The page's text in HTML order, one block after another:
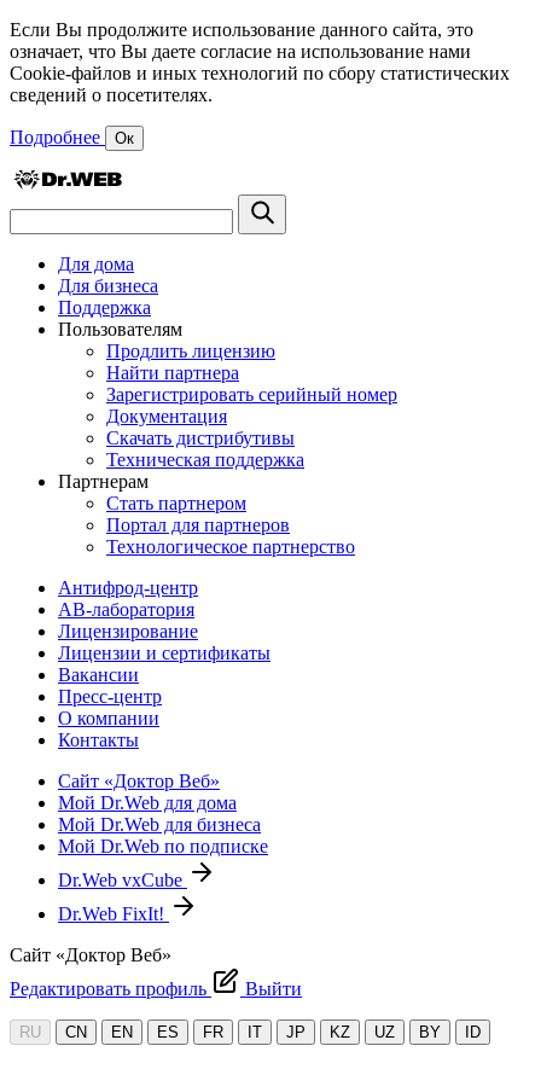
Если Вы продолжите использование данного сайта, это
означает, что Вы даете согласие на использование нами
Cookie-файлов и иных технологий по сбору статистических
сведений о посетителях.
Подробнее Ок
Для дома
Для бизнеса
Поддержка
Пользователям
Продлить лицензию
Найти партнера
Зарегистрировать серийный номер
Документация
Скачать дистрибутивы
Техническая поддержка
Партнерам
Стать партнером
Портал для партнеров
Технологическое партнерство
Антифрод-центр
АВ-лаборатория
Лицензирование
Лицензии и сертификаты
Вакансии
Пресс-центр
О компании
Контакты
Сайт «Доктор Веб»
Мой Dr.Web для дома
Мой Dr.Web для бизнеса
Мой Dr.Web по подписке
Dr.Web vxCube
Dr.Web FixIt!
Сайт «Доктор Веб»
Редактировать профиль
Выйти
RU CN EN ES FR IT JP KZ UZ BY ID